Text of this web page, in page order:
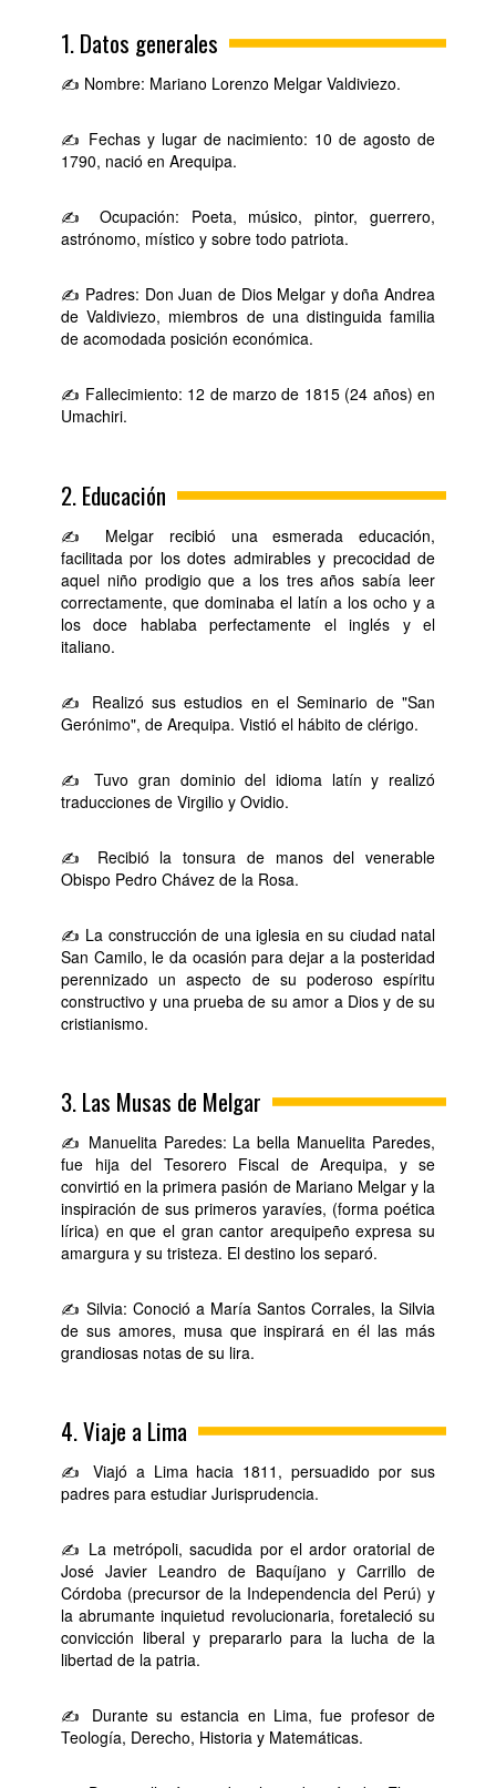
1. Datos generales
✍ Nombre: Mariano Lorenzo Melgar Valdiviezo.
✍ Fechas y lugar de nacimiento: 10 de agosto de
1790, nació en Arequipa.
✍ Ocupación: Poeta, músico, pintor, guerrero,
astrónomo, místico y sobre todo patriota.
✍ Padres: Don Juan de Dios Melgar y doña Andrea
de Valdiviezo, miembros de una distinguida familia
de acomodada posición económica.
✍ Fallecimiento: 12 de marzo de 1815 (24 años) en
Umachiri.
2. Educación
✍ Melgar recibió una esmerada educación,
facilitada por los dotes admirables y precocidad de
aquel niño prodigio que a los tres años sabía leer
correctamente, que dominaba el latín a los ocho y a
los doce hablaba perfectamente el inglés y el
italiano.
✍ Realizó sus estudios en el Seminario de "San
Gerónimo", de Arequipa. Vistió el hábito de clérigo.
✍ Tuvo gran dominio del idioma latín y realizó
traducciones de Virgilio y Ovidio.
✍ Recibió la tonsura de manos del venerable
Obispo Pedro Chávez de la Rosa.
✍ La construcción de una iglesia en su ciudad natal
San Camilo, le da ocasión para dejar a la posteridad
perennizado un aspecto de su poderoso espíritu
constructivo y una prueba de su amor a Dios y de su
cristianismo.
3. Las Musas de Melgar
✍ Manuelita Paredes: La bella Manuelita Paredes,
fue hija del Tesorero Fiscal de Arequipa, y se
convirtió en la primera pasión de Mariano Melgar y la
inspiración de sus primeros yaravíes, (forma poética
lírica) en que el gran cantor arequipeño expresa su
amargura y su tristeza. El destino los separó.
✍ Silvia: Conoció a María Santos Corrales, la Silvia
de sus amores, musa que inspirará en él las más
grandiosas notas de su lira.
4. Viaje a Lima
✍ Viajó a Lima hacia 1811, persuadido por sus
padres para estudiar Jurisprudencia.
✍ La metrópoli, sacudida por el ardor oratorial de
José Javier Leandro de Baquíjano y Carrillo de
Córdoba (precursor de la Independencia del Perú) y
la abrumante inquietud revolucionaria, foretaleció su
convicción liberal y prepararlo para la lucha de la
libertad de la patria.
✍ Durante su estancia en Lima, fue profesor de
Teología, Derecho, Historia y Matemáticas.